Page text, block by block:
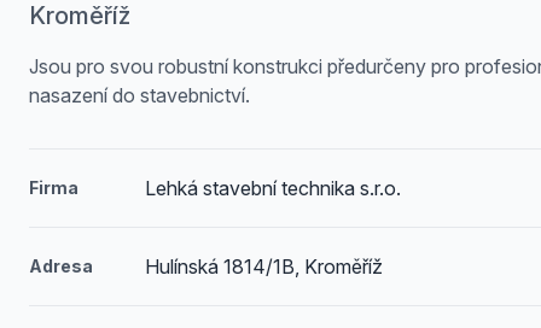
Kroměříž
Jsou pro svou robustní konstrukci předurčeny pro
nasazení do stavebnictví.
Firma Lehká stavební technika s.r.o.
Adresa Hulínská 1814/1B, Kroměříž